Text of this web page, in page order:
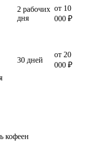
2 рабочих
дня
от 10
000 ₽
30 дней
от 20
000 ₽
кофеен